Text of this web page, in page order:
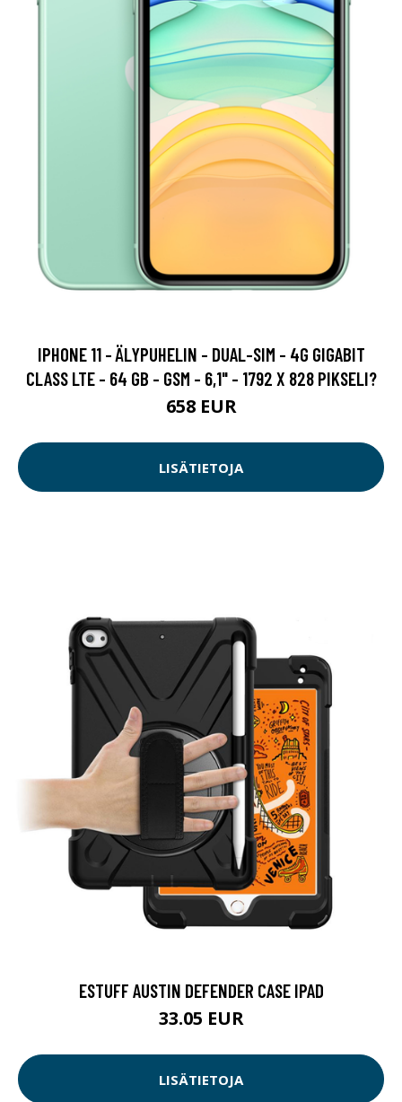
IPHONE 11 - ÄLYPUHELIN - DUAL-SIM - 4G GIGABIT
CLASS LTE - 64 GB - GSM - 6,1" - 1792 X 828 PIKSELI?
658 EUR
LISÄTIETOJA
ESTUFF AUSTIN DEFENDER CASE IPAD
33.05 EUR
LISÄTIETOJA